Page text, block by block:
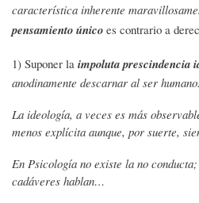
característica inherente
pensamiento único es contrario a
1) Suponer la impoluta prescindencia
anodinamente descarnar al ser humano.
La ideología, a veces es más
menos explícita aunque, por suerte,
En Psicología no existe la no
cadáveres hablan…